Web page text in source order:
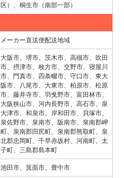
区）、桐生市（南部一部）
メーカー直送便配送地域
大阪市、堺市、茨木市、高槻市、吹田
市、摂津市、枚方市、交野市、寝屋川
市、門真市、四条畷市、守口市、東大
阪市、八尾市、大東市、柏原市、松原
市、藤井寺市、羽曵野市、富田林市、
大阪狭山市、河内長野市、高石市、泉
大津市、和泉市、岸和田市、貝塚市、
泉佐野市、泉南市、阪南市、泉南郡岬
町、泉南郡田尻町、泉南郡熊取町、泉
北郡忠岡町、千早赤坂村、河南町、太
子町、三島郡島本町
池田市、箕面市、豊中市